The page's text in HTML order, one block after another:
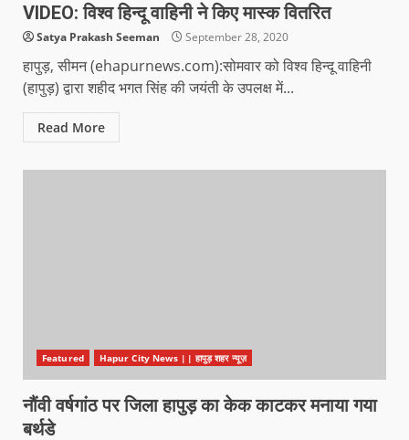
VIDEO: विश्व हिन्दू वाहिनी ने किए मास्क वितरित
Satya Prakash Seeman September 28, 2020
हापुड़, सीमन (ehapurnews.com):सोमवार को विश्व हिन्दू वाहिनी
(हापुड़) द्वारा शहीद भगत सिंह की जयंती के उपलक्ष में...
Read More
Featured Hapur City News || हापुड़ शहर न्यूज़
नौंवी वर्षगांठ पर जिला हापुड़ का केक काटकर मनाया गया
बर्थडे